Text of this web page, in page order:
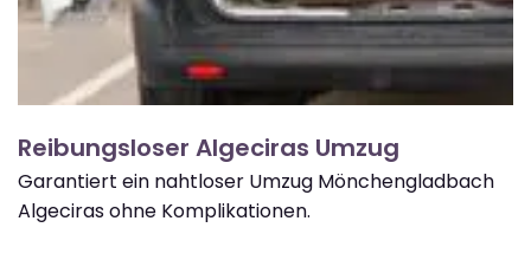
Reibungsloser Algeciras Umzug
Garantiert ein nahtloser Umzug Mönchengladbach
Algeciras ohne Komplikationen.